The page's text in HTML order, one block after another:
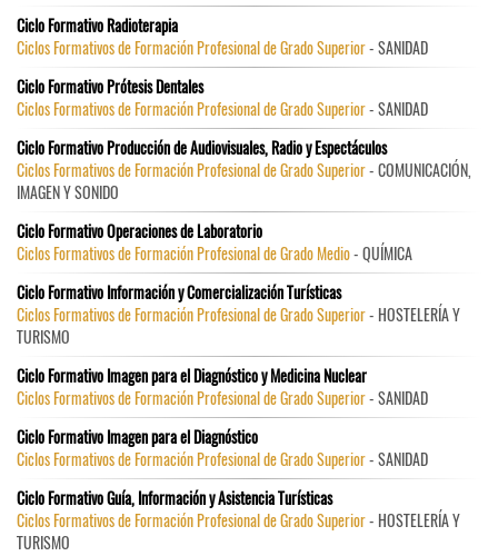
Ciclo Formativo Radioterapia
Ciclos Formativos de Formación Profesional de Grado Superior- SANIDAD
Ciclo Formativo Prótesis Dentales
Ciclos Formativos de Formación Profesional de Grado Superior- SANIDAD
Ciclo Formativo Producción de Audiovisuales, Radio y Espectáculos
Ciclos Formativos de Formación Profesional de Grado Superior- COMUNICACIÓN,
IMAGEN Y SONIDO
Ciclo Formativo Operaciones de Laboratorio
Ciclos Formativos de Formación Profesional de Grado Medio- QUÍMICA
Ciclo Formativo Información y Comercialización Turísticas
Ciclos Formativos de Formación Profesional de Grado Superior- HOSTELERÍA Y
TURISMO
Ciclo Formativo Imagen para el Diagnóstico y Medicina Nuclear
Ciclos Formativos de Formación Profesional de Grado Superior- SANIDAD
Ciclo Formativo Imagen para el Diagnóstico
Ciclos Formativos de Formación Profesional de Grado Superior- SANIDAD
Ciclo Formativo Guía, Información y Asistencia Turísticas
Ciclos Formativos de Formación Profesional de Grado Superior- HOSTELERÍA Y
TURISMO